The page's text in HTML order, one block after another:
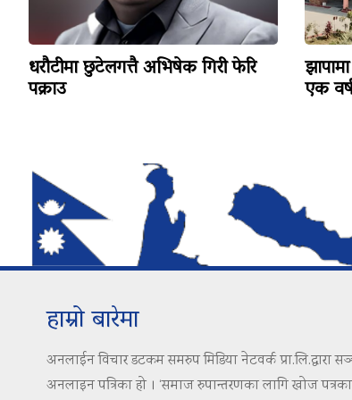
धरौटीमा छुटेलगत्तै अभिषेक गिरी फेरि
पक्राउ एक
हाम्रो बारेमा
अनलाईन विचार डटकम समरुप मिडिया नेटवर्क प्रा.लि.द्वारा
अनलाइन पत्रिका हो । ‘समाज रुपान्तरणका लागि खोज